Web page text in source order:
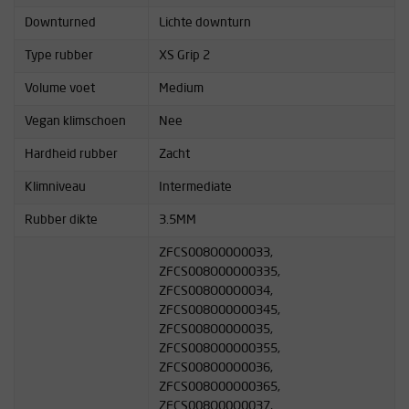
Downturned Lichte downturn
Type rubber XS Grip 2
Volume voet Medium
Vegan klimschoen Nee
Hardheid rubber Zacht
Klimniveau Intermediate
Rubber dikte 3.5MM
ZFCS008O00O0033,
ZFCS008O00O00335,
ZFCS008O00O0034,
ZFCS008O00O00345,
ZFCS008O00O0035,
ZFCS008O00O00355,
ZFCS008O00O0036,
ZFCS008O00O00365,
ZFCS008O00O0037,